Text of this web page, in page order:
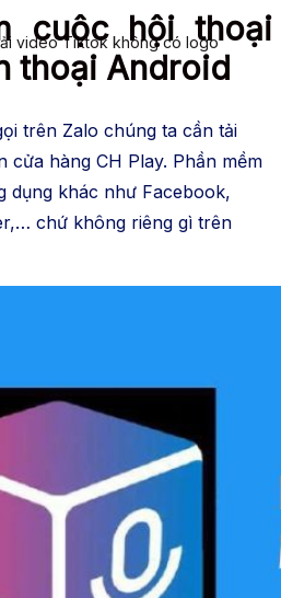
video Tiktok không có logo
video Tiktok không có logo
cuộc hội thoại
thoại Android
trên Zalo chúng ta cần tải
cửa hàng CH Play. Phần mềm
dụng khác như Facebook,
chứ không riêng gì trên